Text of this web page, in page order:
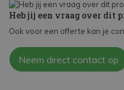
Heb jij een vraag over dit
Ook voor een offerte kan je
Neem direct contact op